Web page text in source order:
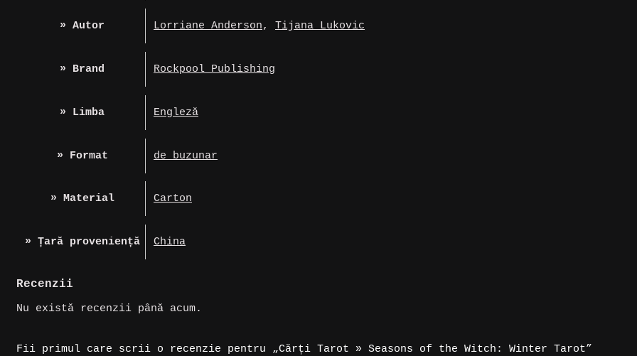
» Autor Lorriane Anderson, Tijana Lukovic
» Brand Rockpool Publishing
» Limba Engleză
» Format de buzunar
» Material Carton
» Țară proveniență China
Recenzii
Nu există recenzii până acum.
Fii primul care scrii o recenzie pentru „Cărți Tarot » Seasons of the Witch: Winter Tarot”